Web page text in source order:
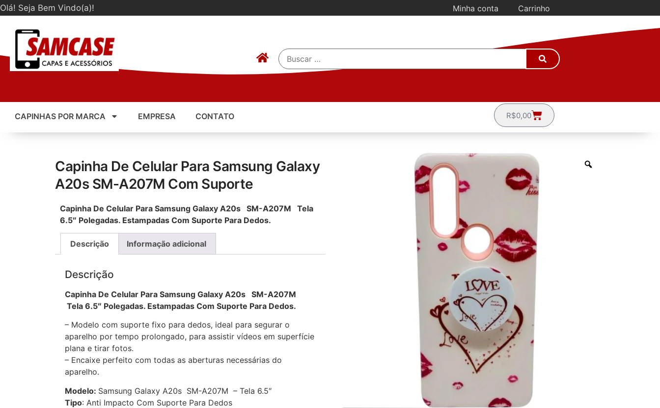
Olá! Seja Bem Vindo(a)! Minha conta Carrinho
CAPINHAS POR MARCA EMPRESA CONTATO R$0,00
Capinha De Celular Para Samsung Galaxy
A20s SM-A207M Com Suporte
Capinha De Celular Para Samsung Galaxy A20s SM-A207M Tela
6.5″ Polegadas. Estampadas Com Suporte Para Dedos.
Descrição Informação adicional
Descrição
Capinha De Celular Para Samsung Galaxy A20s SM-A207M
Tela 6.5″ Polegadas. Estampadas Com Suporte Para Dedos.
– Modelo com suporte fixo para dedos, ideal para segurar o
aparelho por tempo prolongado, para assistir vídeos em superfície
plana e tirar fotos.
– Encaixe perfeito com todas as aberturas necessárias do
aparelho.
Modelo: Samsung Galaxy A20s SM-A207M – Tela 6.5″
Tipo: Anti Impacto Com Suporte Para Dedos